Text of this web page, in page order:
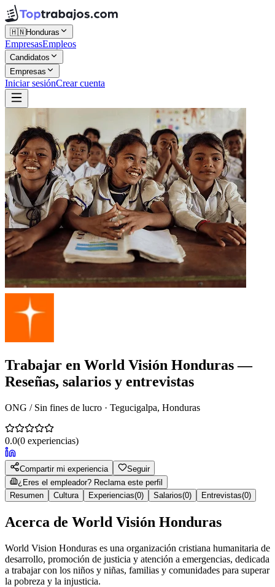
🇭🇳Honduras
EmpresasEmpleos
Candidatos
Empresas
Iniciar sesiónCrear cuenta
Trabajar en World Visión Honduras—
Reseñas, salarios y entrevistas
ONG / Sin fines de lucro · Tegucigalpa, Honduras
0.0(0 experiencias)
Compartir mi experiencia
Seguir
¿Eres el empleador? Reclama este perfil
Resumen
Cultura Experiencias(0) Salarios(0) Entrevistas(0)
Acerca de World Visión Honduras
World Vision Honduras es una organización cristiana humanitaria de
desarrollo, promoción de justicia y atención a emergencias, dedicada
a trabajar con los niños y niñas, familias y comunidades para superar
la pobreza y la injusticia.